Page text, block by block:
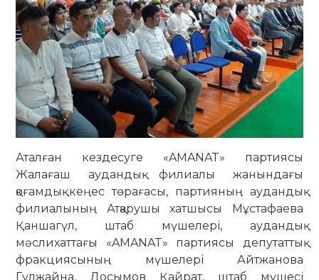
Аталған кездесуге «AMANAT» партиясы
Жалағаш аудандық филиалы жанындағы
қоғамдық кеңес төрағасы, партияның аудандық
филиалының Атқарушы хатшысы Мұстафаева
Қаншагүл, штаб мүшелері, аудандық
мәслихаттағы «AMANAT» партиясы депутаттық
фракциясының мүшелері Айтжанова
Гүлжайна, Досымов Қайрат, штаб мүшесі